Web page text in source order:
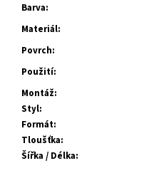
Barva:
Materiál:
Povrch:
Použití:
Montáž:
Styl:
Formát:
Tloušťka:
Šířka / Délka:
GRENIER
Kč